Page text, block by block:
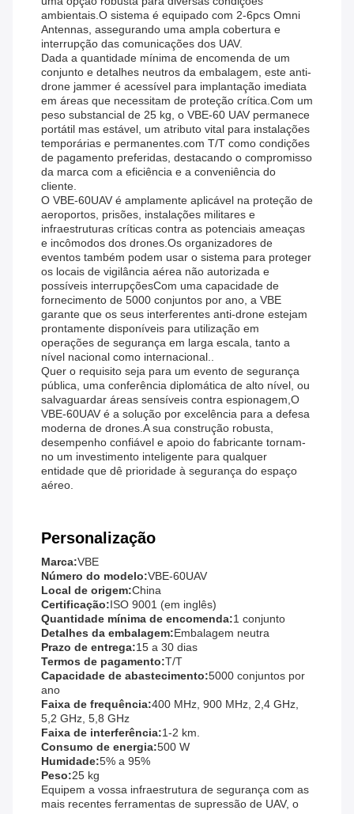
ambientais.O sistema é equipado com 2-6pcs Omni
Antennas, assegurando uma ampla cobertura e
interrupção das comunicações dos UAV.
Dada a quantidade mínima de encomenda de um
conjunto e detalhes neutros da embalagem, este anti-
drone jammer é acessível para implantação imediata
em áreas que necessitam de proteção crítica.Com um
peso substancial de 25 kg, o VBE-60 UAV permanece
portátil mas estável, um atributo vital para instalações
temporárias e permanentes.com T/T como condições
de pagamento preferidas, destacando o compromisso
da marca com a eficiência e a conveniência do
cliente.
O VBE-60UAV é amplamente aplicável na proteção de
aeroportos, prisões, instalações militares e
infraestruturas críticas contra as potenciais ameaças
e incômodos dos drones.Os organizadores de
eventos também podem usar o sistema para proteger
os locais de vigilância aérea não autorizada e
possíveis interrupçõesCom uma capacidade de
fornecimento de 5000 conjuntos por ano, a VBE
garante que os seus interferentes anti-drone estejam
prontamente disponíveis para utilização em
operações de segurança em larga escala, tanto a
nível nacional como internacional..
Quer o requisito seja para um evento de segurança
pública, uma conferência diplomática de alto nível, ou
salvaguardar áreas sensíveis contra espionagem,O
VBE-60UAV é a solução por excelência para a defesa
moderna de drones.A sua construção robusta,
desempenho confiável e apoio do fabricante tornam-
no um investimento inteligente para qualquer
entidade que dê prioridade à segurança do espaço
aéreo.
Personalização
Marca:VBE
Número do modelo:VBE-60UAV
Local de origem:China
Certificação:ISO 9001 (em inglês)
Quantidade mínima de encomenda:1 conjunto
Detalhes da embalagem:Embalagem neutra
Prazo de entrega:15 a 30 dias
Termos de pagamento:T/T
Capacidade de abastecimento:5000 conjuntos por
ano
Faixa de frequência:400 MHz, 900 MHz, 2,4 GHz,
5,2 GHz, 5,8 GHz
Faixa de interferência:1-2 km.
Consumo de energia:500 W
Humidade:5% a 95%
Peso:25 kg
Equipem a vossa infraestrutura de segurança com as
mais recentes ferramentas de supressão de UAV, o